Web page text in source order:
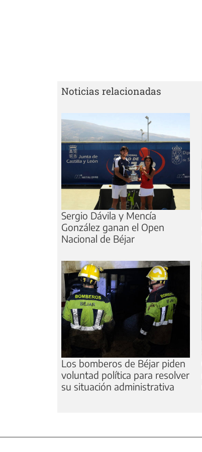
Noticias relacionadas
Sergio Dávila y Mencía
González ganan el Open
Nacional de Béjar
Los bomberos de Béjar piden
voluntad política para resolver
su situación administrativa